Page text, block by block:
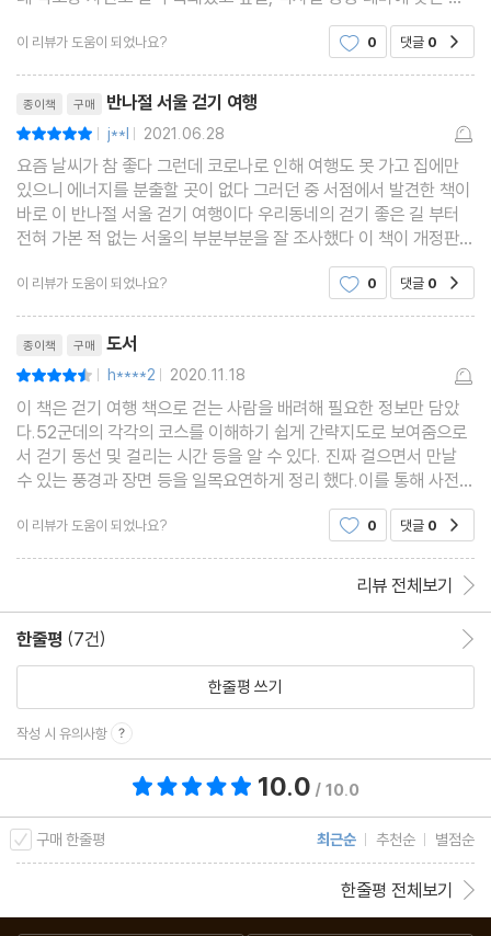
다섯 번째 길. 걸으며 배우는 역사문화길
41. 교남동 역사문화길
42. 부암동 생태문화 탐방길
43. 삼청동-북악산 서울성곽길
44. 정동 근대문화 답사길
45. 조선시대 궁궐 산책길
47. 서오릉길
기 여행을 할 수 있을 것 같아요. 저처럼 간단한 선물하실 분께 나쁘
지 않은 선택일 것 같습니다.
이 리뷰가 도움이 되었나요? 0 댓글 0
종이책 구매 반나절 서울 걷기 여행
| j**l | 2021.06.28
요즘 날씨가 참 좋다 그런데 코로나로 인해 여행도 못 가고 집에만
있으니 에너지를 분출할 곳이 없다 그러던 중 서점에서 발견한 책이
바로 이 반나절 서울 걷기 여행이다 우리동네의 걷기 좋은 길 부터
전혀 가본 적 없는 서울의 부분부분을 잘 조사했다 이 책이 개정판으
로 알고 있는데 맛집 업데이트가 잘 되어 있길 바란다 개정판이 나올
만큼 여러 독자들에게 사랑 받은 책이니
이 리뷰가 도움이 되었나요? 0 댓글 0
종이책 구매 도서
| h****2 | 2020.11.18
이 책은 걷기 여행 책으로 걷는 사람을 배려해 필요한 정보만 담았
다.52군데의 각각의 코스를 이해하기 쉽게 간략지도로 보여줌으로
서 걷기 동선 및 걸리는 시간 등을 알 수 있다. 진짜 걸으면서 만날
수 있는 풍경과 장면 등을 일목요연하게 정리 했다.이를 통해 사전에
느껴야 하고 보아야 할 것들이 무엇인지 알게 되었다. 각 이정표를
사이의 거리를 표시하고, 배경 설명은 물론 지도
이 리뷰가 도움이 되었나요? 0 댓글 0
리뷰 전체보기
한줄평 (7건)
한줄평 쓰기
작성 시 유의사항
10.0 / 10.0
구매 한줄평 최근순 추천순 별점순
한줄평 전체보기